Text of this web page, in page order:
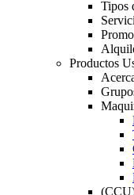
Tipos
Productos